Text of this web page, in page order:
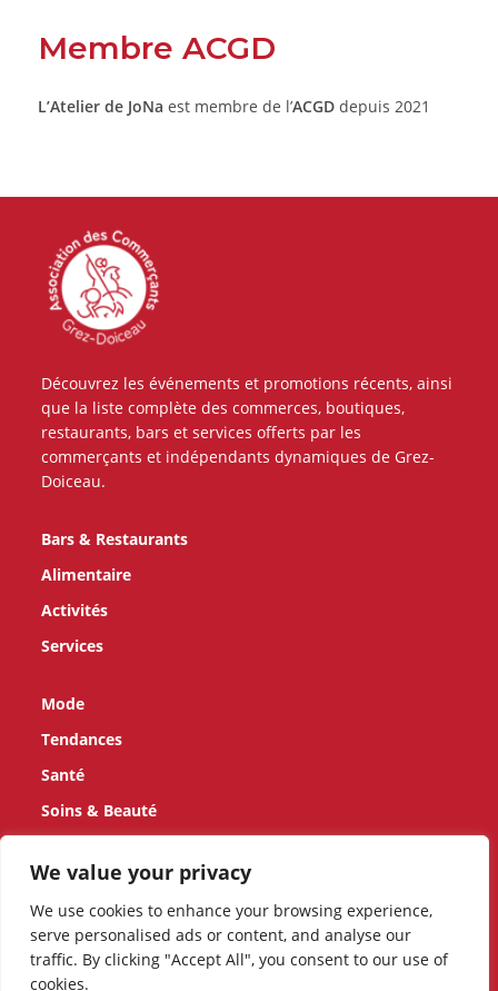
We value your privacy
We use cookies to enhance your browsing experience,
serve personalised ads or content, and analyse our
traffic. By clicking "Accept All", you consent to our use of
cookies.
Membre ACGD
L’Atelier de JoNa est membre de l’ACGDdepuis 2021
Découvrez les événements et promotions récents, ainsi
que la liste complète des commerces, boutiques,
restaurants, bars et services offerts par les
commerçants et indépendants dynamiques de Grez-
Doiceau.
Bars & Restaurants
Alimentaire
Activités
Services
Mode
Tendances
Santé
Soins & Beauté
Enfants
Maison
Animaux
Mobilité